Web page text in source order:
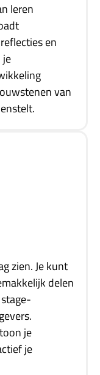
leren
en
je
van
zien. Je kunt
delen
je
je